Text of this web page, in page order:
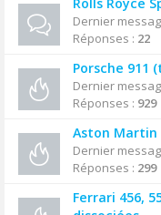
Dernier
Réponses : 22
Porsche 911
Dernier
Réponses : 929
Aston Martin
Dernier
Réponses : 299
Ferrari 456,